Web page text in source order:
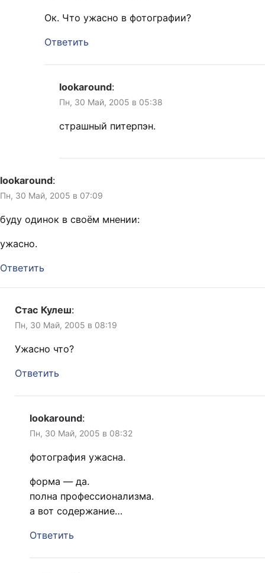
Ок. Что ужасно в фотографии?
Ответить
lookaround:
Пн, 30 Май, 2005 в 05:38
страшный питерпэн.
lookaround:
Пн, 30 Май, 2005 в 07:09
буду одинок в своём мнении:
ужасно.
Ответить
Стас Кулеш:
Пн, 30 Май, 2005 в 08:19
Ужасно что?
Ответить
lookaround:
Пн, 30 Май, 2005 в 08:32
фотография ужасна.
форма — да.
полна профессионализма.
а вот содержание…
Ответить